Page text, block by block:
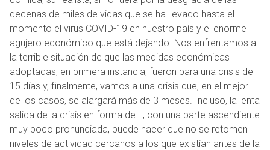
decenas de miles de vidas que se ha llevado hasta el
momento el virus COVID-19 en nuestro país y el enorme
agujero económico que está dejando. Nos enfrentamos a
la terrible situación de que las medidas económicas
adoptadas, en primera instancia, fueron para una crisis de
15 días y, finalmente, vamos a una crisis que, en el mejor
de los casos, se alargará más de 3 meses. Incluso, la lenta
salida de la crisis en forma de L, con una parte ascendiente
muy poco pronunciada, puede hacer que no se retomen
niveles de actividad cercanos a los que existían antes de la